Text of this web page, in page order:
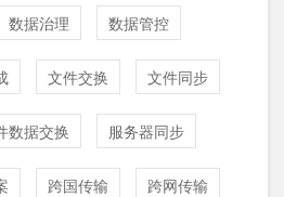
数据治理 数据管控
文件交换 文件同步
数据交换 服务器同步
跨国传输 跨网传输